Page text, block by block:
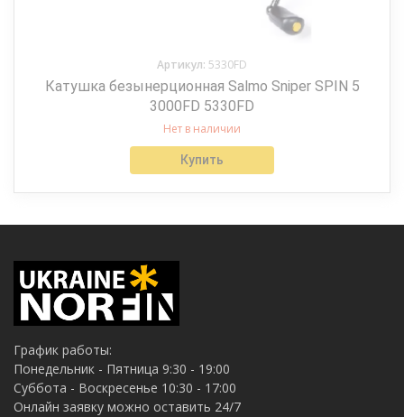
Артикул: 5330FD
Катушка безынерционная Salmo Sniper SPIN 5
3000FD 5330FD
Нет в наличии
Купить
График работы:
Понедельник - Пятница 9:30 - 19:00
Суббота - Воскресенье 10:30 - 17:00
Онлайн заявку можно оставить 24/7